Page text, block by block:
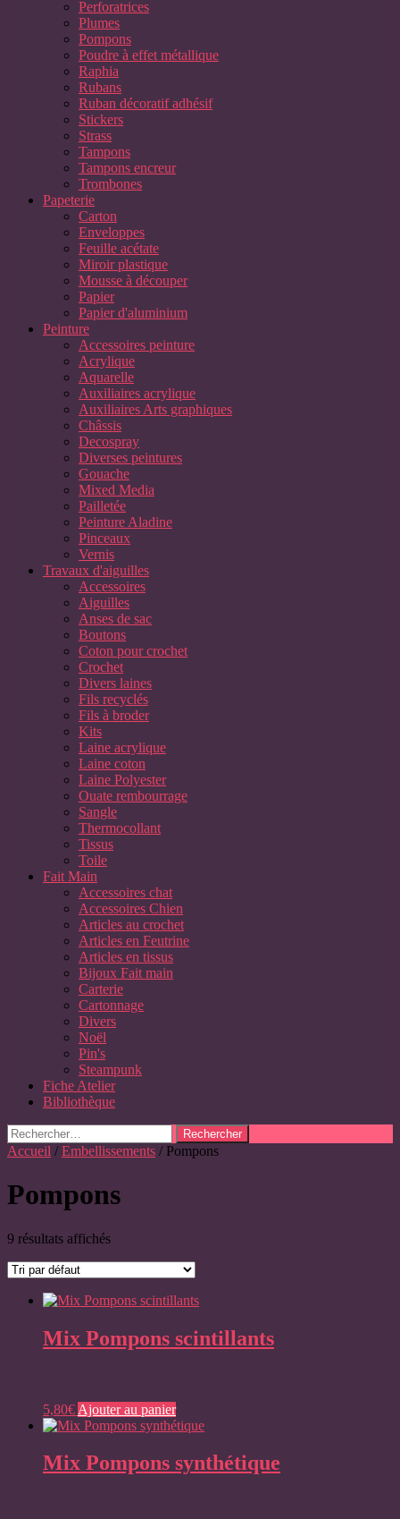
Perforatrices
Plumes
Pompons
Poudre à effet métallique
Raphia
Rubans
Ruban décoratif adhésif
Stickers
Strass
Tampons
Tampons encreur
Trombones
Papeterie
Carton
Enveloppes
Feuille acétate
Miroir plastique
Mousse à découper
Papier
Papier d'aluminium
Peinture
Accessoires peinture
Acrylique
Aquarelle
Auxiliaires acrylique
Auxiliaires Arts graphiques
Châssis
Decospray
Diverses peintures
Gouache
Mixed Media
Pailletée
Peinture Aladine
Pinceaux
Vernis
Travaux d'aiguilles
Accessoires
Aiguilles
Anses de sac
Boutons
Coton pour crochet
Crochet
Divers laines
Fils recyclés
Fils à broder
Kits
Laine acrylique
Laine coton
Laine Polyester
Ouate rembourrage
Sangle
Thermocollant
Tissus
Toile
Fait Main
Accessoires chat
Accessoires Chien
Articles au crochet
Articles en Feutrine
Articles en tissus
Bijoux Fait main
Carterie
Cartonnage
Divers
Noël
Pin's
Steampunk
Fiche Atelier
Bibliothèque
Rechercher :
Accueil / Embellissements / Pompons
Pompons
9 résultats affichés
Mix Pompons scintillants
5,80€ Ajouter au panier
Mix Pompons synthétique